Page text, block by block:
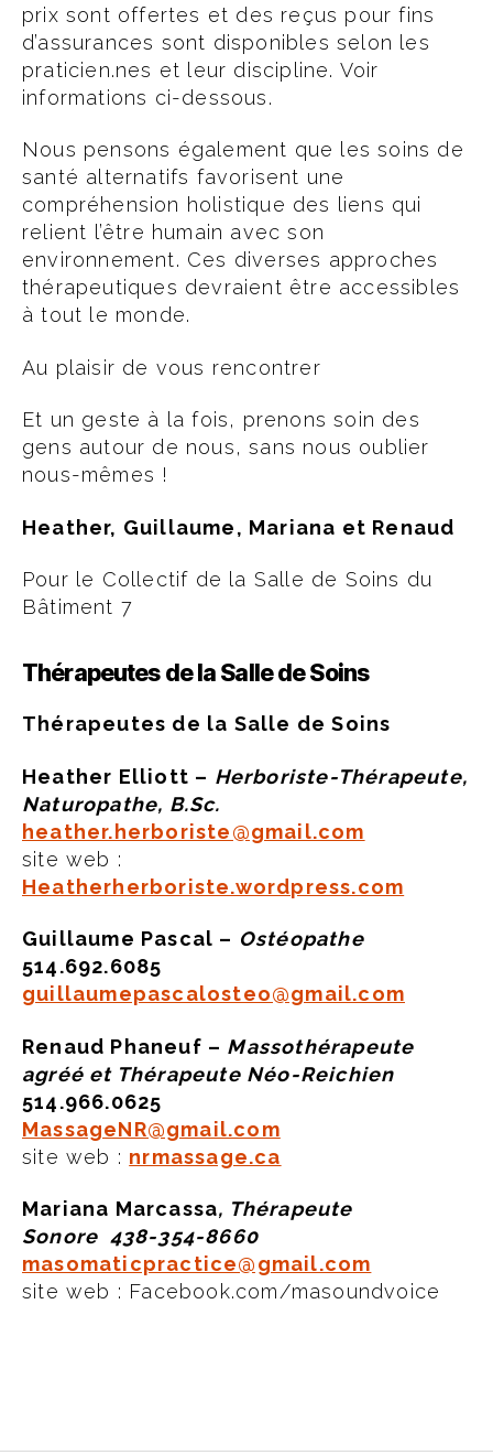
prix sont offertes et des reçus pour fins
d’assurances sont disponibles selon les
praticien.nes et leur discipline. Voir
informations ci-dessous.
Nous pensons également que les soins de
santé alternatifs favorisent une
compréhension holistique des liens qui
relient l’être humain avec son
environnement. Ces diverses approches
thérapeutiques devraient être accessibles
à tout le monde.
Au plaisir de vous rencontrer
Et un geste à la fois, prenons soin des
gens autour de nous, sans nous oublier
nous-mêmes !
Heather, Guillaume, Mariana et Renaud
Pour le Collectif de la Salle de Soins du
Bâtiment 7
Thérapeutes de la Salle de Soins
Thérapeutes de la Salle de Soins
Heather Elliott – Herboriste-Thérapeute,
Naturopathe, B.Sc.
heather.herboriste@gmail.com
site web :
Heatherherboriste.wordpress.com
Guillaume Pascal – Ostéopathe
514.692.6085
guillaumepascalosteo@gmail.com
Renaud Phaneuf – Massothérapeute
agréé et Thérapeute Néo-Reichien
514.966.0625
MassageNR@gmail.com
site web : nrmassage.ca
Mariana Marcassa, Thérapeute
Sonore 438-354-8660
masomaticpractice@gmail.com
site web : Facebook.com/masoundvoice